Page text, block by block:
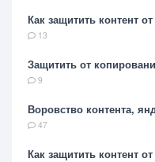
Как защитить контент
13
Защитить от
9
Воровство контента,
47
Как защитить контент